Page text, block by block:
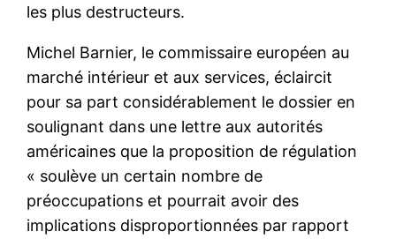
les plus destructeurs.
Michel Barnier, le commissaire européen au
marché intérieur et aux services, éclaircit
pour sa part considérablement le dossier en
soulignant dans une lettre aux autorités
américaines que la proposition de régulation
« soulève un certain nombre de
préoccupations et pourrait avoir des
implications disproportionnées par rapport